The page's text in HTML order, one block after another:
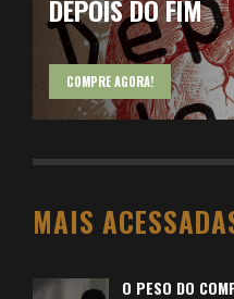
DEPOIS DO FIM
COMPRE AGORA!
MAIS
O PESO DO